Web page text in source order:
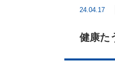
24.04.17
健康た